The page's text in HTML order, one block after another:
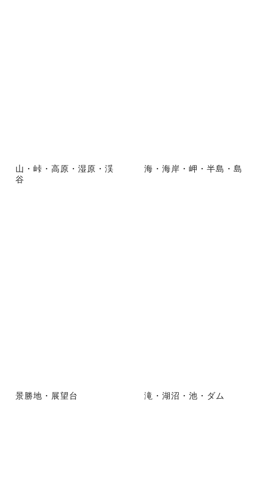
山・峠・高原・湿原・渓
谷
海・海岸・岬・半島・島
景勝地・展望台 滝・湖沼・池・ダム